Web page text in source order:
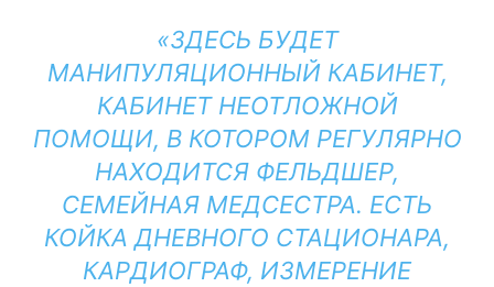
«ЗДЕСЬ БУДЕТ
МАНИПУЛЯЦИОННЫЙ КАБИНЕТ,
КАБИНЕТ НЕОТЛОЖНОЙ
ПОМОЩИ, В КОТОРОМ РЕГУЛЯРНО
НАХОДИТСЯ ФЕЛЬДШЕР,
СЕМЕЙНАЯ МЕДСЕСТРА. ЕСТЬ
КОЙКА ДНЕВНОГО СТАЦИОНАРА,
КАРДИОГРАФ, ИЗМЕРЕНИЕ